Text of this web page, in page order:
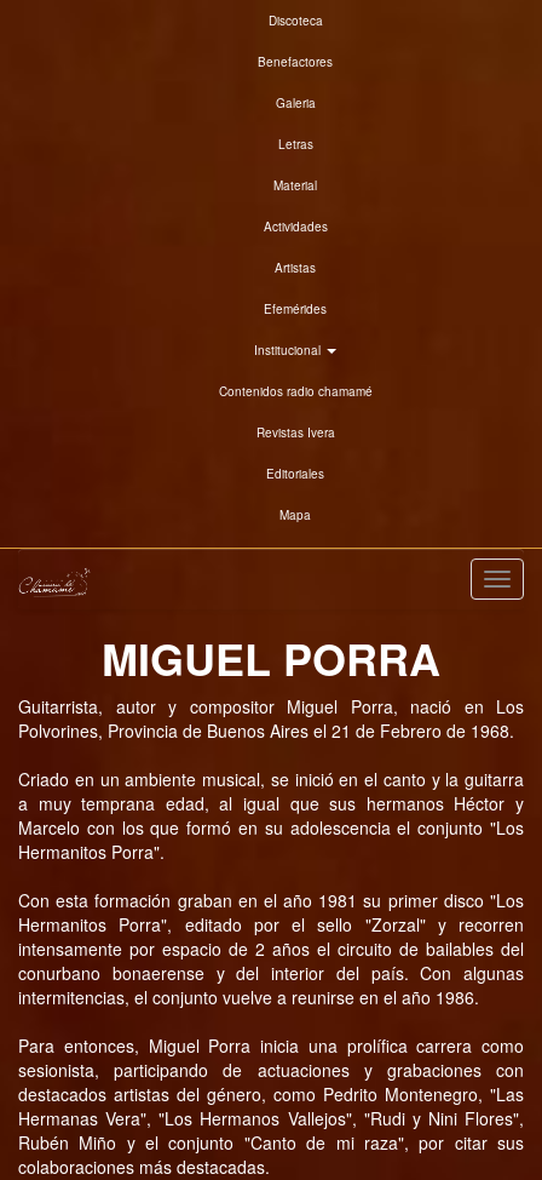
Discoteca
Benefactores
Galeria
Letras
Material
Actividades
Artistas
Efemérides
Institucional
Contenidos radio chamamé
Revistas Ivera
Editoriales
Mapa
MIGUEL PORRA
Guitarrista, autor y compositor Miguel Porra, nació en Los
Polvorines, Provincia de Buenos Aires el 21 de Febrero de 1968.
Criado en un ambiente musical, se inició en el canto y la guitarra
a muy temprana edad, al igual que sus hermanos Héctor y
Marcelo con los que formó en su adolescencia el conjunto "Los
Hermanitos Porra".
Con esta formación graban en el año 1981 su primer disco "Los
Hermanitos Porra", editado por el sello "Zorzal" y recorren
intensamente por espacio de 2 años el circuito de bailables del
conurbano bonaerense y del interior del país. Con algunas
intermitencias, el conjunto vuelve a reunirse en el año 1986.
Para entonces, Miguel Porra inicia una prolífica carrera como
sesionista, participando de actuaciones y grabaciones con
destacados artistas del género, como Pedrito Montenegro, "Las
Hermanas Vera", "Los Hermanos Vallejos", "Rudi y Nini Flores",
Rubén Miño y el conjunto "Canto de mi raza", por citar sus
colaboraciones más destacadas.